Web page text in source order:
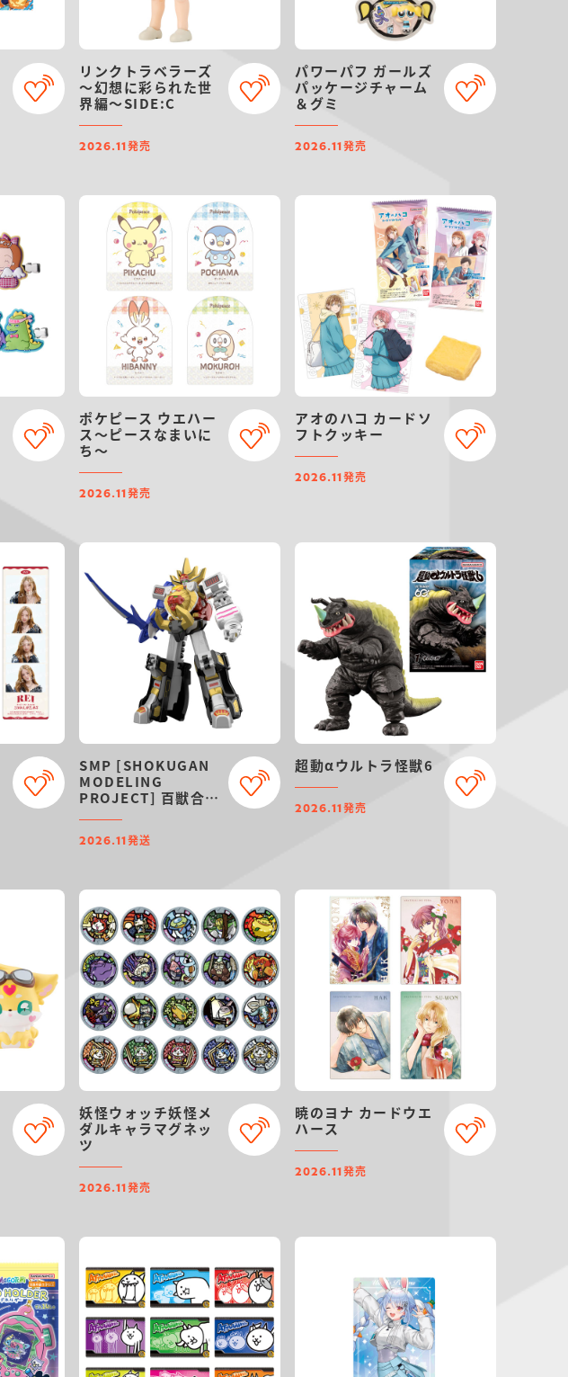
リンクトラベラーズ
～幻想に彩られた世
界編～SIDE:C
2026.11 発売
パワーパフ ガールズ
パッケージチャーム
＆グミ
2026.11 発売
ポケピース ウエハー
ス～ピースなまいに
ち～
2026.11 発売
アオのハコ カードソ
フトクッキー
2026.11 発売
SMP [SHOKUGAN
MODELING
PROJECT] 百獣合体
2026.11 発送
超動αウルトラ怪獣6
2026.11 発売
妖怪ウォッチ妖怪メ
ダルキャラマグネッ
ツ
2026.11 発売
暁のヨナ カードウエ
ハース
2026.11 発売